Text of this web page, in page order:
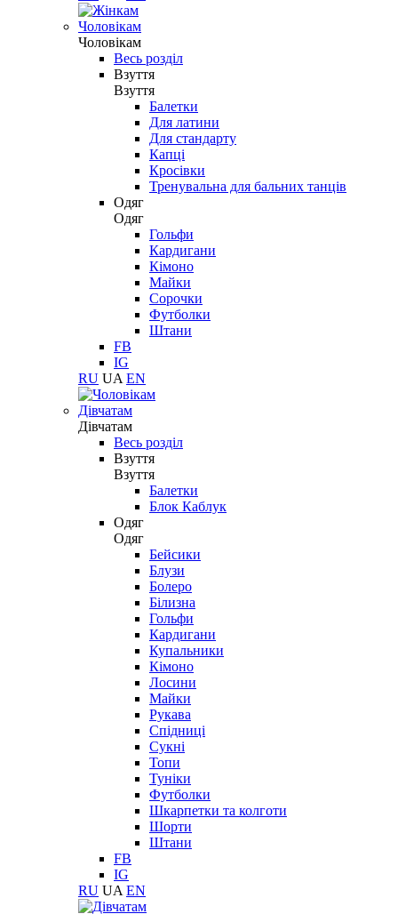
Чоловікам
Чоловікам
Весь розділ
Взуття
Взуття
Балетки
Для латини
Для стандарту
Капці
Кросівки
Тренувальна для бальних танців
Одяг
Одяг
Гольфи
Кардигани
Кімоно
Майки
Сорочки
Футболки
Штани
FB
IG
RU UA EN
Дівчатам
Дівчатам
Весь розділ
Взуття
Взуття
Балетки
Блок Каблук
Одяг
Одяг
Бейсики
Блузи
Болеро
Білизна
Гольфи
Кардигани
Купальники
Кімоно
Лосини
Майки
Рукава
Спідниці
Сукні
Топи
Туніки
Футболки
Шкарпетки та колготи
Шорти
Штани
FB
IG
RU UA EN